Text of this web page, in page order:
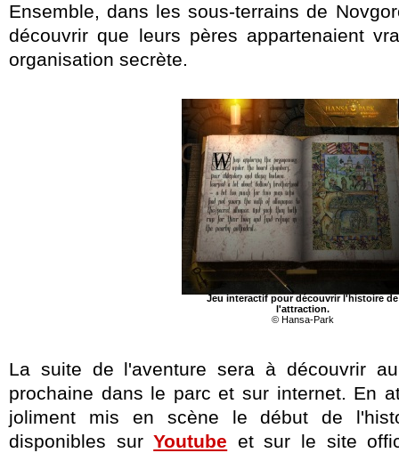
Ensemble, dans les sous-terrains de
découvrir que leurs pères appartenaient
organisation secrète.
Jeu interactif pour découvrir l'histoire de
l'attraction.
© Hansa-Park
La suite de l'aventure sera à découvrir
prochaine dans le parc et sur internet. En
joliment mis en scène le début de
disponibles surYoutube et sur le site